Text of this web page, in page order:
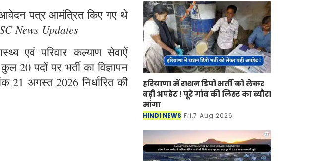
पत्र आमंत्रित किए गए थे
News Updates
एवं परिवार कल्याण सेवाऐं
20 पदों पर भर्ती का विज्ञापन
अगस्त 2026 निर्धारित की
हरियाणा में राशन डिपो भर्ती को लेकर
बड़ी अपडेट ! पूरे गांव की लिस्ट का ब्यौरा
मांगा
HINDI NEWS Fri,7 Aug 2026